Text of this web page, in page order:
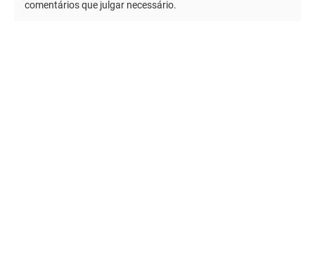
comentários que julgar necessário.